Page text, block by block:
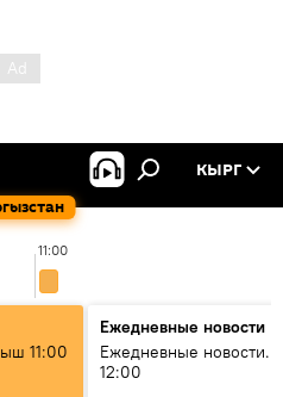
КЫРГ
11:00
11:00
Ежедневные новости
Ежедневные новости.
12:00